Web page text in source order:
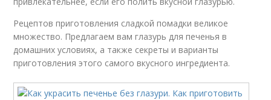
Рецептов приготовления сладкой помадки великое
множество. Предлагаем вам глазурь для печенья в
домашних условиях, а также секреты и варианты
приготовления этого самого вкусного ингредиента.